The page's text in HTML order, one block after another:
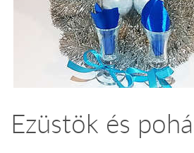
Ezüstök és